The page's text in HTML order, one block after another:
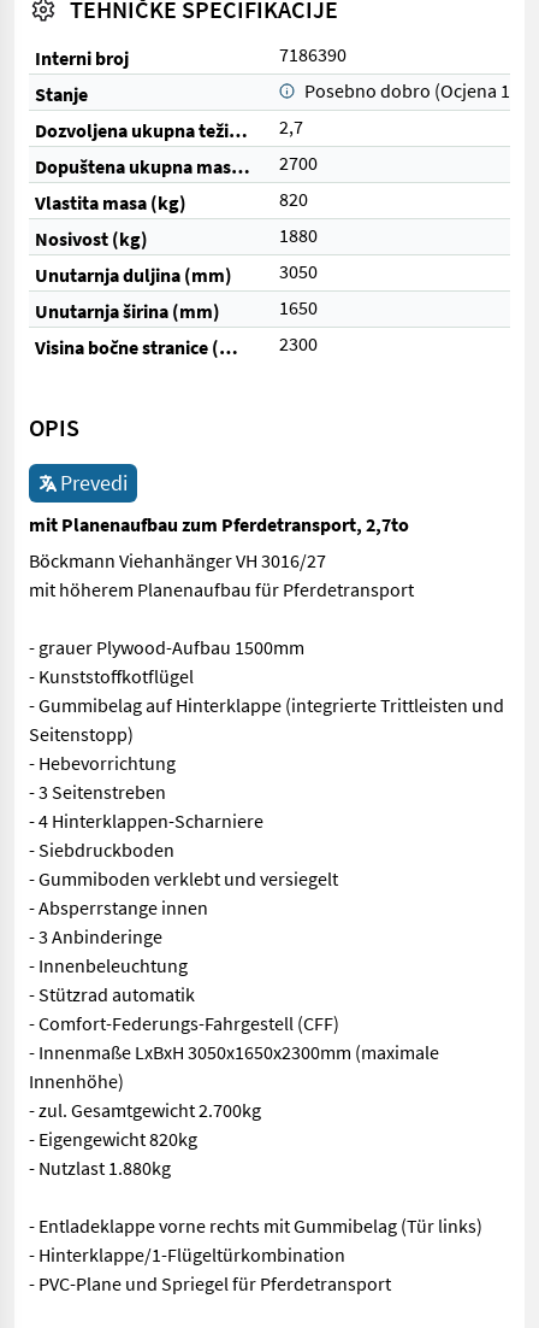
TEHNIČKE SPECIFIKACIJE
Interni broj
7186390
Stanje
Posebno dobro (Ocjena 1)
Dozvoljena ukupna težina (t)
2,7
Dopuštena ukupna masa (kg)
2700
Vlastita masa (kg)
820
Nosivost (kg)
1880
Unutarnja duljina (mm)
3050
Unutarnja širina (mm)
1650
Visina bočne stranice (mm)
2300
OPIS
Prevedi
mit Planenaufbau zum Pferdetransport, 2,7to
Böckmann Viehanhänger VH 3016/27
mit höherem Planenaufbau für Pferdetransport
- grauer Plywood-Aufbau 1500mm
- Kunststoffkotflügel
- Gummibelag auf Hinterklappe (integrierte Trittleisten und
Seitenstopp)
- Hebevorrichtung
- 3 Seitenstreben
- 4 Hinterklappen-Scharniere
- Siebdruckboden
- Gummiboden verklebt und versiegelt
- Absperrstange innen
- 3 Anbinderinge
- Innenbeleuchtung
- Stützrad automatik
- Comfort-Federungs-Fahrgestell (CFF)
- Innenmaße LxBxH 3050x1650x2300mm (maximale
Innenhöhe)
- zul. Gesamtgewicht 2.700kg
- Eigengewicht 820kg
- Nutzlast 1.880kg
- Entladeklappe vorne rechts mit Gummibelag (Tür links)
- Hinterklappe/1-Flügeltürkombination
- PVC-Plane und Spriegel für Pferdetransport